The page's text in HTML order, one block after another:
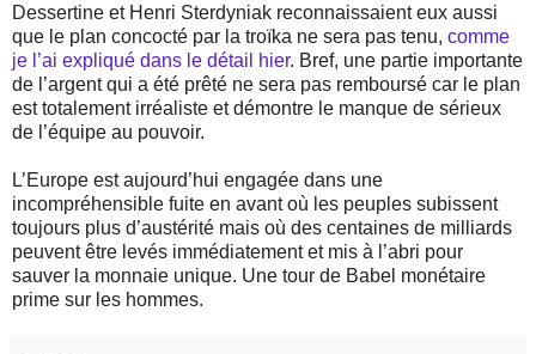
Dessertine et Henri Sterdyniak reconnaissaient eux aussi
que le plan concocté par la troïka ne sera pas tenu, comme
je l’ai expliqué dans le détail hier. Bref, une partie importante
de l’argent qui a été prêté ne sera pas remboursé car le plan
est totalement irréaliste et démontre le manque de sérieux
de l’équipe au pouvoir.
L’Europe est aujourd’hui engagée dans une
incompréhensible fuite en avant où les peuples subissent
toujours plus d’austérité mais où des centaines de milliards
peuvent être levés immédiatement et mis à l’abri pour
sauver la monnaie unique. Une tour de Babel monétaire
prime sur les hommes.